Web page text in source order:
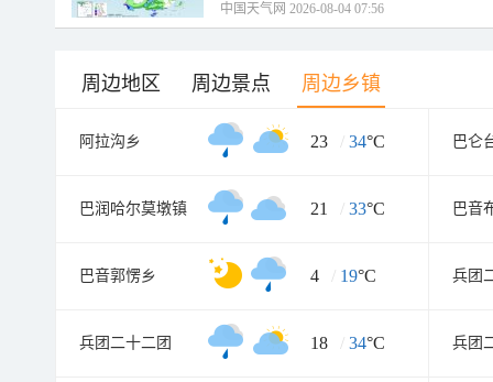
中国天气网 2026-08-04 07:56
周边地区 周边景点 周边乡镇
阿拉沟乡 23 / 34°C 巴仑
巴润哈尔莫墩镇 21 / 33°C 巴音
巴音郭愣乡 4 / 19°C 兵团
兵团二十二团 18 / 34°C 兵团